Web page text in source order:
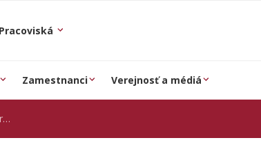
Pracoviská
Zamestnanci Verejnosť a médiá